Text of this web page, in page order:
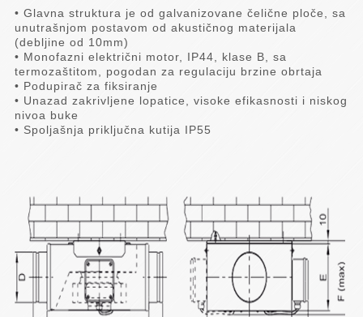
• Glavna struktura je od galvanizovane čelične ploče, sa
unutrašnjom postavom od akustičnog materijala
(debljine od 10mm)
• Monofazni električni motor, IP44, klase B, sa
termozaštitom, pogodan za regulaciju brzine obrtaja
• Podupirač za fiksiranje
• Unazad zakrivljene lopatice, visoke efikasnosti i niskog
nivoa buke
• Spoljašnja priključna kutija IP55